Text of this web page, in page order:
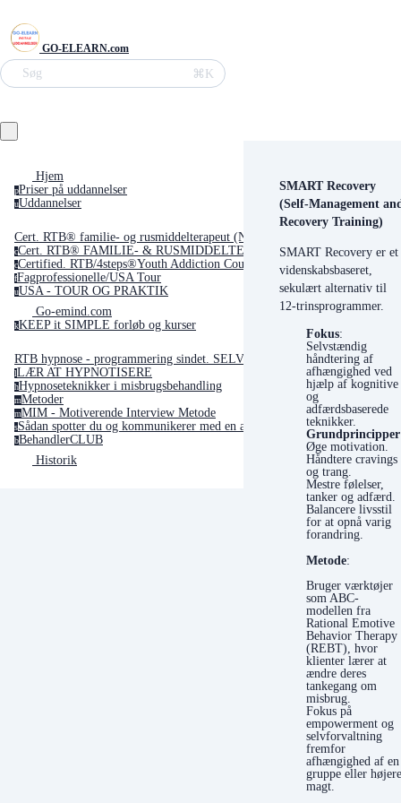
GO-ELEARN.com
Søg ⌘K
Hjem
pPriser på uddannelser
uUddannelser
Cert. RTB® familie- og rusmiddelterapeut (Neuro Transformativ)
cCert. RTB® FAMILIE- & RUSMIDDELTERAPEUT Neuro-transformativ
cCertified. RTB/4steps®Youth Addiction Counselor(USA)
fFagprofessionelle/USA Tour
uUSA - TOUR OG PRAKTIK
Go-emind.com
kKEEP it SIMPLE forløb og kurser
RTB hypnose - programmering sindet. SELVSTUDIE med emnet GO'søvn
lLÆR AT HYPNOTISERE
hHypnoseteknikker i misbrugsbehandling
mMetoder
mMIM - Motiverende Interview Metode
sSådan spotter du og kommunikerer med en afhængighedspersonlighed
bBehandlerCLUB
Historik
SMART Recovery
(Self-Management
Recovery Training)
SMART Recovery er et
videnskabsbaseret,
sekulært alternativ til
12-trinsprogrammer.
Fokus:
Selvstændig
håndtering af
afhængighed ved
hjælp af kognitive
og
adfærdsbaserede
teknikker.
Grundprincipper
Øge motivation.
Håndtere cravings
og trang.
Mestre følelser,
tanker og adfærd.
Balancere livsstil
for at opnå varig
forandring.
Metode:
Bruger værktøjer
som ABC-
modellen fra
Rational Emotive
Behavior Therapy
(REBT), hvor
klienter lærer at
ændre deres
tankegang om
misbrug.
Fokus på
empowerment og
selvforvaltning
fremfor
afhængighed af en
gruppe eller højere
magt.